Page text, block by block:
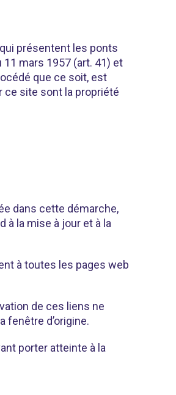
présentent les ponts
11 mars 1957 (art. 41) et
que ce soit, est
ce site sont la propriété
dans cette démarche,
à la mise à jour et à la
à toutes les pages web
de ces liens ne
fenêtre d’origine.
porter atteinte à la